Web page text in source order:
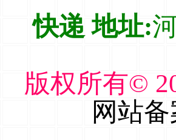
快递 地址:
版权所有©
网站